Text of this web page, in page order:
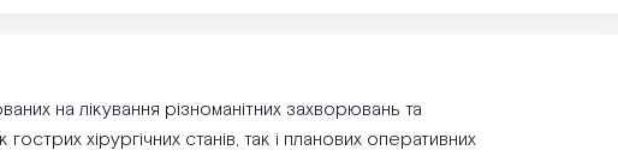
на лікування різноманітних захворювань та
хірургічних станів, так і планових оперативних